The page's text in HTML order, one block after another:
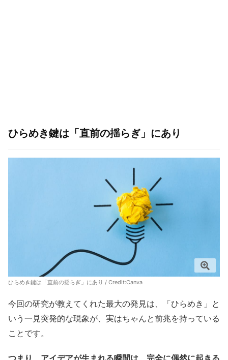
ひらめき鍵は「直前の揺らぎ」にあり
ひらめき鍵は「直前の揺らぎ」にあり / Credit:Canva
今回の研究が教えてくれた最大の発見は、「ひらめき」と
いう一見突発的な現象が、実はちゃんと前兆を持っている
ことです。